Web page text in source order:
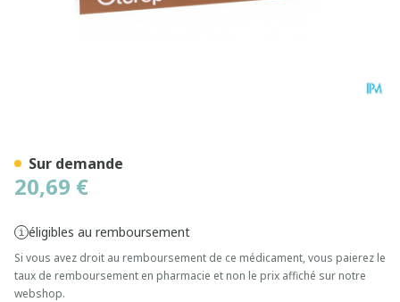
20,69 €
éligibles au remboursement
Si vous avez droit au remboursement de ce médicament, vous paierez le
taux de remboursement en pharmacie et non le prix affiché sur notre
webshop.
Sur demande